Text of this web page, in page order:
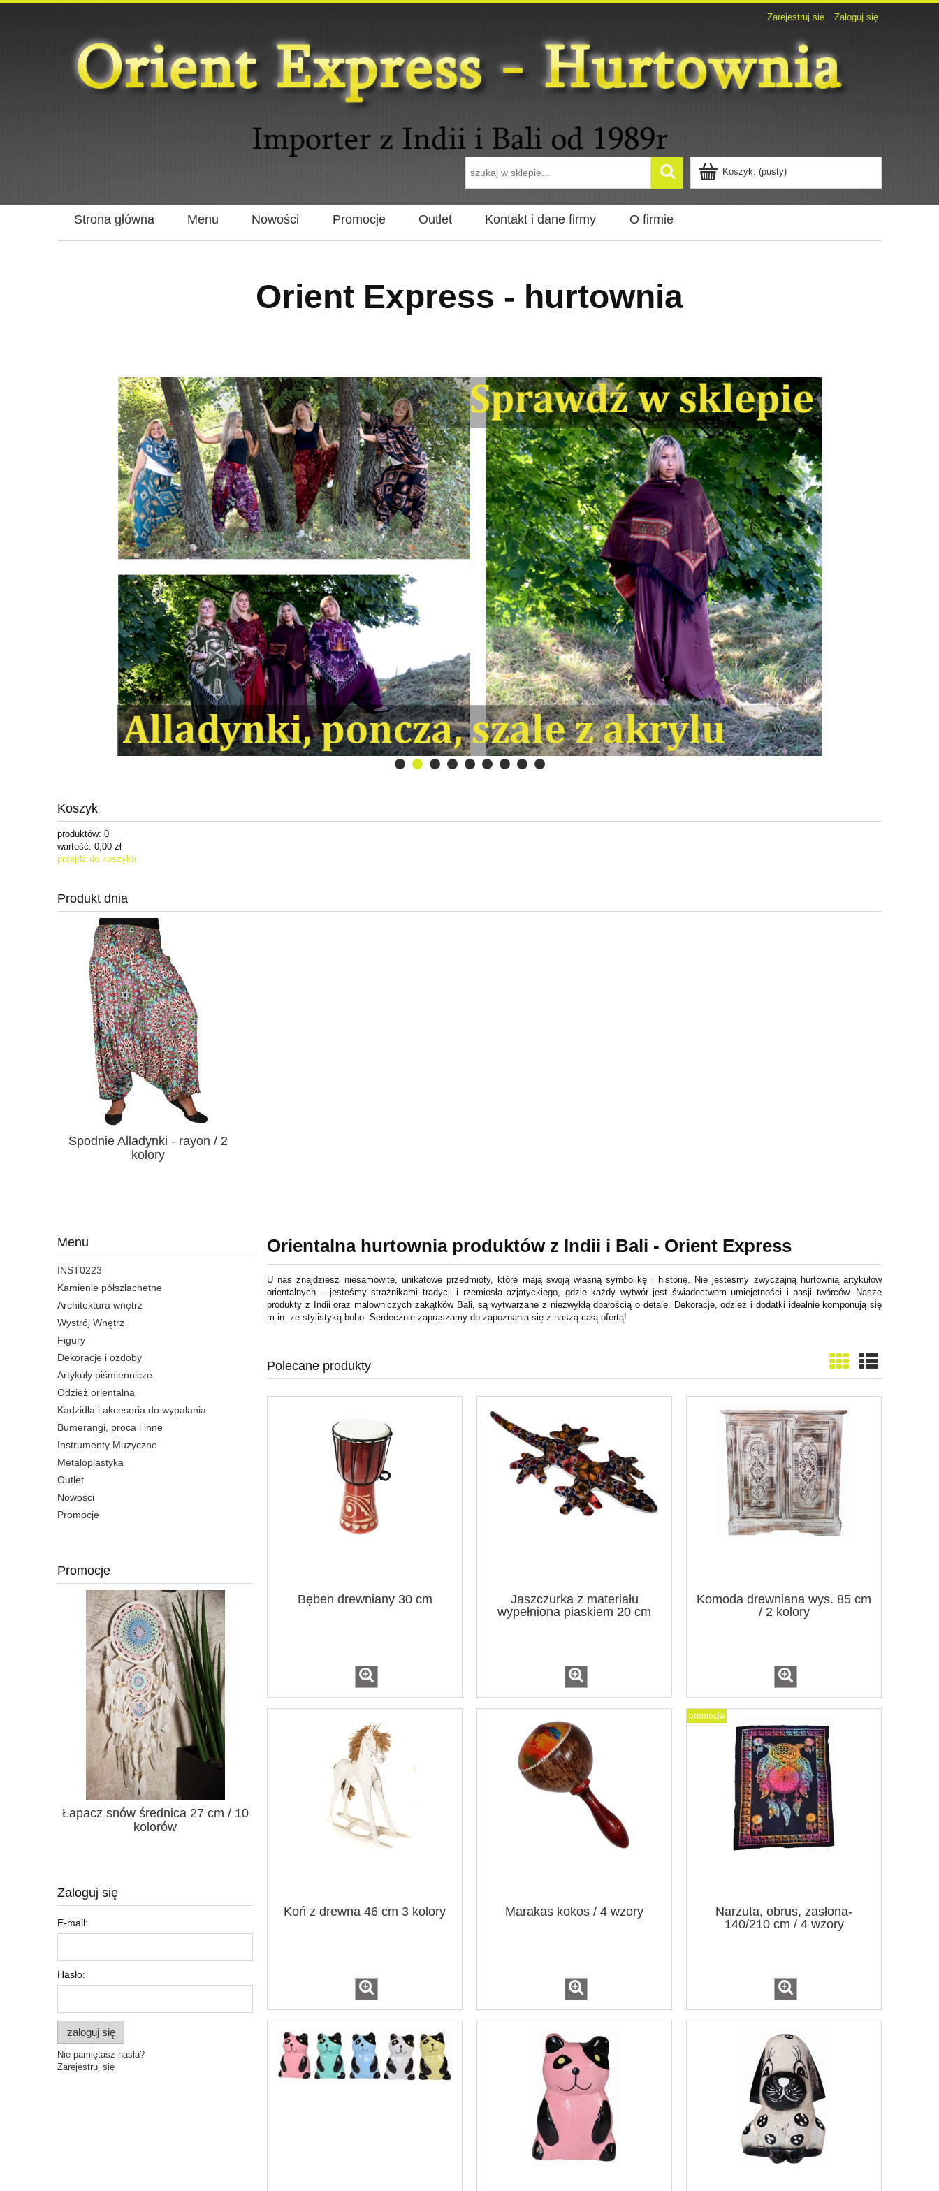
Zarejestruj się Zaloguj się
Koszyk: (pusty)
Strona główna Menu Nowości Promocje Outlet Kontakt i dane firmy O firmie
Orient Express - hurtownia
Koszyk
produktów: 0
wartość: 0,00 zł
przejdź do koszyka
Produkt dnia
Spodnie Alladynki - rayon / 2
kolory
Menu
INST0223
Kamienie półszlachetne
Architektura wnętrz
Wystrój Wnętrz
Figury
Dekoracje i ozdoby
Artykuły piśmiennicze
Odzież orientalna
Kadzidła i akcesoria do wypalania
Bumerangi, proca i inne
Instrumenty Muzyczne
Metaloplastyka
Outlet
Nowości
Promocje
Promocje
Łapacz snów średnica 27 cm / 10
kolorów
Łapacz snów 12 cm / 6 kolorów Żaba kamień mydlany
Pudełko na kadzidła stożkowe / 3
kolory
Zaloguj się
E-mail:
Hasło:
zaloguj się
Nie pamiętasz hasła?
Zarejestruj się
Orientalna hurtownia produktów z Indii i Bali - Orient Express
U nas znajdziesz niesamowite, unikatowe przedmioty, które mają swoją własną symbolikę i historię. Nie jesteśmy zwyczajną hurtownią artykułów
orientalnych – jesteśmy strażnikami tradycji i rzemiosła azjatyckiego, gdzie każdy wytwór jest świadectwem umiejętności i pasji twórców. Nasze
produkty z Indii oraz malowniczych zakątków Bali, są wytwarzane z niezwykłą dbałością o detale. Dekoracje, odzież i dodatki idealnie komponują się
m.in. ze stylistyką boho. Serdecznie zapraszamy do zapoznania się z naszą całą ofertą!
Polecane produkty
Bęben drewniany 30 cm
Jaszczurka z materiału
wypełniona piaskiem 20 cm
Komoda drewniana wys. 85 cm
/ 2 kolory
Koń z drewna 46 cm 3 kolory Marakas kokos / 4 wzory
Narzuta, obrus, zasłona-
140/210 cm / 4 wzory
promocja